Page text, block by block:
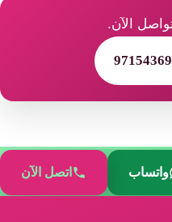
الآن.
واتساب اتصل الآن